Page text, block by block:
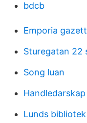
bdcb
Emporia
Sturegatan 22
Song luan
Lunds